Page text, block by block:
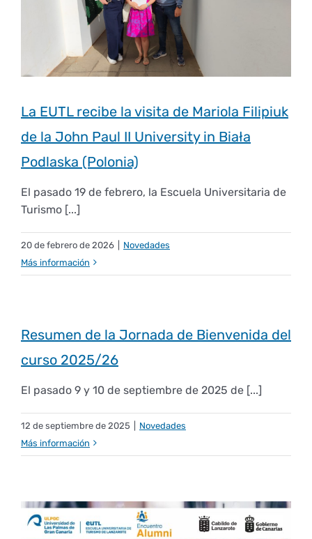
Comisiones
Personal
Empresas
Coordinador y tutores
Renovación acreditación
Memoria verificación
Informes
Impresos y formularios
Documentos
Impresos y formularios
Correo institucional
Delegación de Estudiantes
Estatuto estudiante universitario
Plan de acción tutorial
Programa Mentor
Representantes
Primer Encuentro (2025)
Edición 2025 (UVL 2025)
Edición 2026 (UVL 2026)
La EUTL recibe la visita de Mariola Filipiuk
de la John Paul II University in Biała
Podlaska (Polonia)
El pasado 19 de febrero, la Escuela Universitaria de
Turismo [...]
20 de febrero de 2026
Novedades
Más información
Resumen de la Jornada de Bienvenida del
curso 2025/26
El pasado 9 y 10 de septiembre de 2025 de [...]
12 de septiembre de 2025
Novedades
Más información